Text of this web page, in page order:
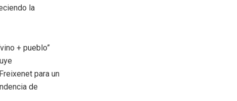
la
+ pueblo”
para un
de